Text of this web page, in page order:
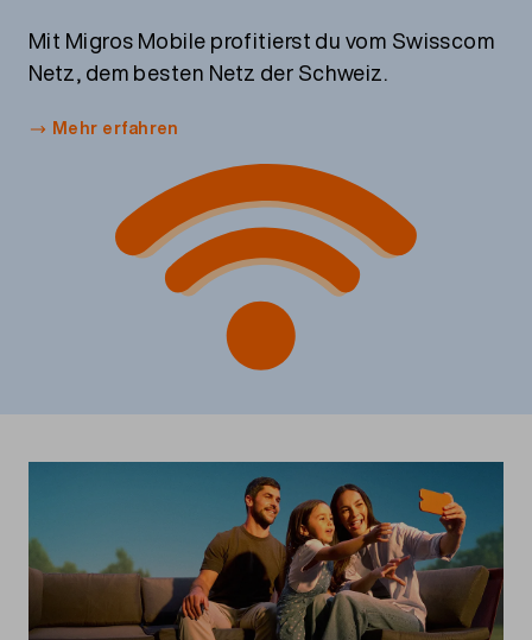
Mit Migros Mobile profitierst du vom Swisscom
Netz, dem besten Netz der Schweiz.
Mehr erfahren